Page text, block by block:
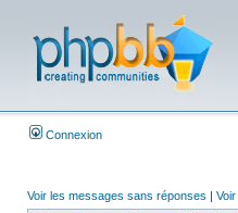
Connexion
Voir les messages sans réponses |